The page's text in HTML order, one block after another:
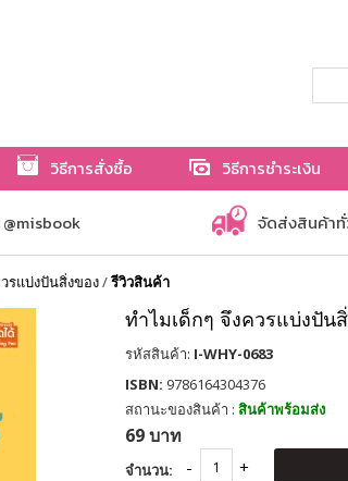
วิธีการสั่งซื้อ วิธีการชำระเงิน
จัดส่งสินค้าทั่
รแบ่งปันสิ่งของ/รีวิวสินค้า
ทำไมเด็กๆ จึงควรแบ่งปัน
รหัสสินค้า: I-WHY-0683
ISBN: 9786164304376
สถานะของสินค้า : สินค้าพร้อมส่ง
69 บาท
จำนวน: